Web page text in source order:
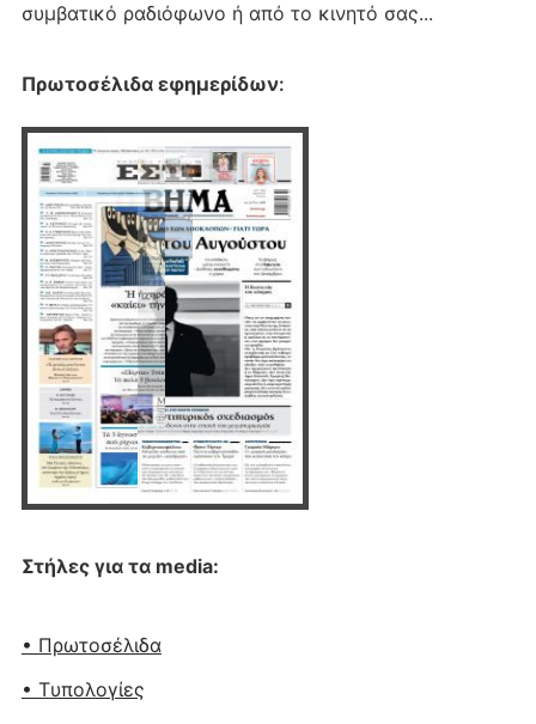
συμβατικό ραδιόφωνο ή από το κινητό σας...
Πρωτοσέλιδα εφημερίδων:
Στήλες για τα media:
• Πρωτοσέλιδα
• Tυπολογίες